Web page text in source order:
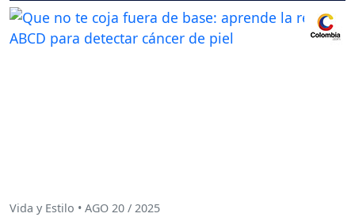
Vida y Estilo • AGO 20 / 2025